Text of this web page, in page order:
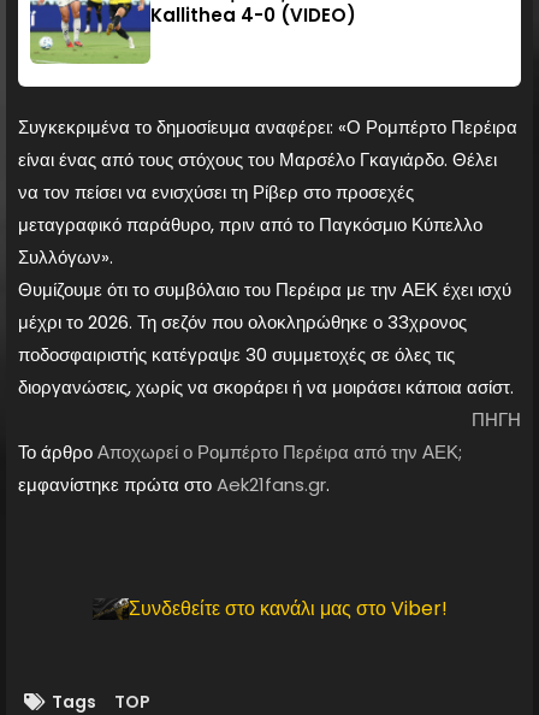
Kallithea 4-0 (VIDEO)
Συγκεκριμένα το δημοσίευμα αναφέρει: «Ο Ρομπέρτο Περέιρα
είναι ένας από τους στόχους του Μαρσέλο Γκαγιάρδο. Θέλει
να τον πείσει να ενισχύσει τη Ρίβερ στο προσεχές
μεταγραφικό παράθυρο, πριν από το Παγκόσμιο Κύπελλο
Συλλόγων».
Θυμίζουμε ότι το συμβόλαιο του Περέιρα με την ΑΕΚ έχει ισχύ
μέχρι το 2026. Τη σεζόν που ολοκληρώθηκε ο 33χρονος
ποδοσφαιριστής κατέγραψε 30 συμμετοχές σε όλες τις
διοργανώσεις, χωρίς να σκοράρει ή να μοιράσει κάποια ασίστ.
ΠΗΓΗ
Το άρθροΑποχωρεί ο Ρομπέρτο Περέιρα από την ΑΕΚ;
εμφανίστηκε πρώτα στοAek21fans.gr.
Συνδεθείτε στο κανάλι μας στο Viber!
Tags TOP